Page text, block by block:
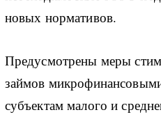
новых нормативов.
Предусмотрены меры
займов
субъектам малого и